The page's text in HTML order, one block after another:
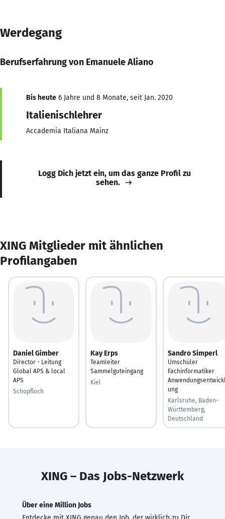
Werdegang
Berufserfahrung von Emanuele Aliano
Bis heute 6 Jahre und 8 Monate, seit Jan. 2020
Italienischlehrer
Accademia Italiana Mainz
Logg Dich jetzt ein, um das ganze Profil zu
sehen.
XING Mitglieder mit ähnlichen
Profilangaben
Daniel Gimber
Director - Leitung
Global APS & local
APS
Schopfloch
Kay Erps
Teamleiter
Sammelguteingang
Kiel
Sandro Simperl
Umschüler
Fachinformatiker
ung
Karlsruhe, Baden-
Württemberg,
Deutschland
XING – Das Jobs-Netzwerk
Über eine Million Jobs